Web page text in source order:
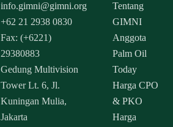
info.gimni@gimni.org
+62 21 2938 0830
Fax: (+6221)
29380883
Gedung Multivision
Tower Lt. 6, Jl.
Kuningan Mulia,
Jakarta
Tentang
GIMNI
Anggota
Palm Oil
Today
Harga CPO
& PKO
Harga